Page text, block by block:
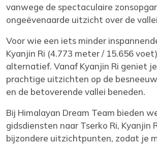
vanwege de spectaculaire
ongeëvenaarde uitzicht over de
Voor wie een iets minder
Kyanjin Ri (4.773 meter / 15.656
alternatief. Vanaf Kyanjin Ri geniet
prachtige uitzichten op de
en de betoverende vallei beneden.
Bij Himalayan Dream Team bieden
gidsdiensten naar Tserko Ri, Kyanjin
bijzondere uitzichtpunten, zodat je